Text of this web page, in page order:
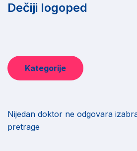
Dečiji logoped
Kategorije
Nijedan doktor ne odgovara
pretrage